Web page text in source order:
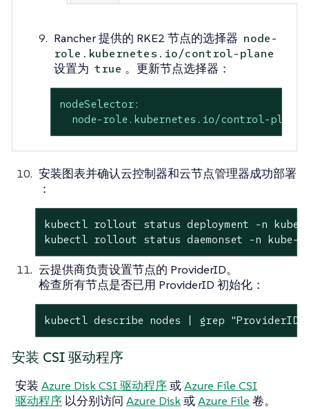
Rancher 提供的 RKE2 节点的选择器 node-
role.kubernetes.io/control-plane
设置为 true 。更新节点选择器：
nodeSelector:
node-role.kubernetes.io/control-plane:
安装图表并确认云控制器和云节点管理器成功部署
：
kubectl rollout status deployment -n kube-
kubectl rollout status daemonset -n kube-
云提供商负责设置节点的 ProviderID。
检查所有节点是否已用 ProviderID 初始化：
kubectl describe nodes | grep "ProviderID"
安装 CSI 驱动程序
安装 Azure Disk CSI 驱动程序或Azure File CSI
驱动程序 以分别访问 Azure Disk或Azure File 卷。